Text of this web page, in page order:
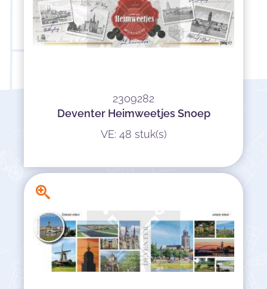
2309282
Deventer Heimweetjes Snoep
VE: 48 stuk(s)